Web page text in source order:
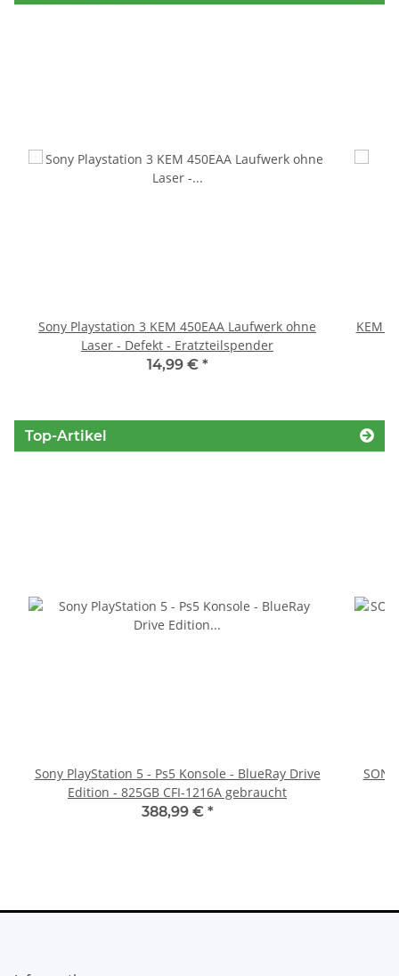
Sony Playstation 3 KEM 450EAA Laufwerk ohne
Laser - Defekt - Eratzteilspender
14,99 € *
KEM
Top-Artikel
Sony PlayStation 5 - Ps5 Konsole - BlueRay Drive
Edition - 825GB CFI-1216A gebraucht
388,99 € *